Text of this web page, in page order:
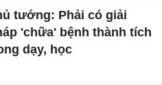
tướng: Phải có giải
'chữa' bệnh thành tích
dạy, học